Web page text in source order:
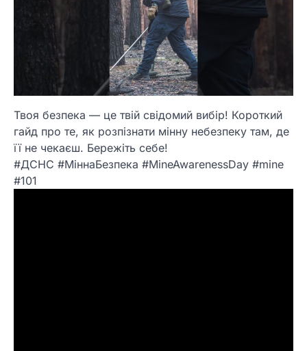
Твоя безпека — це твій свідомий вибір! Короткий
гайд про те, як розпізнати мінну небезпеку там, де
її не чекаєш. Бережіть себе!
#ДСНС #МіннаБезпека #MineAwarenessDay #mine
#101